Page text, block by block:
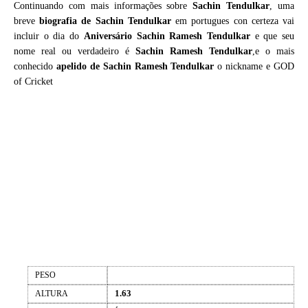
Continuando com mais informações sobreSachin Tendulkar, uma
brevebiografia de Sachin Tendulkarem portugues con certeza vai
incluir o dia do Aniversário Sachin Ramesh Tendulkare que seu
nome real ou verdadeiro é Sachin Ramesh Tendulkar,e o mais
conhecido apelido de Sachin Ramesh Tendulkar o nickname e GOD
of Cricket
PESO
ALTURA
1.63